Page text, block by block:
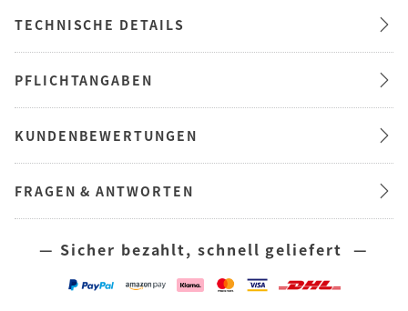
TECHNISCHE DETAILS
PFLICHTANGABEN
KUNDENBEWERTUNGEN
FRAGEN & ANTWORTEN
— Sicher bezahlt, schnell geliefert —